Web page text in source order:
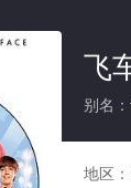
飞
别名
地区：